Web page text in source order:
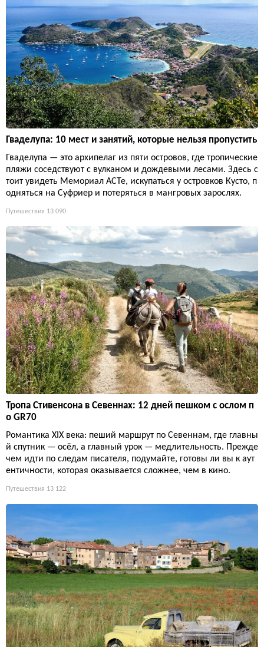
Гваделупа: 10 мест и занятий, которые нельзя пропустить
Гваделупа — это архипелаг из пяти островов, где тропические
пляжи соседствуют с вулканом и дождевыми лесами. Здесь с
тоит увидеть Мемориал ACTe, искупаться у островков Кусто, п
одняться на Суфриер и потеряться в мангровых зарослях.
Путешествия 13 090
Тропа Стивенсона в Севеннах: 12 дней пешком с ослом п
о GR70
Романтика XIX века: пеший маршрут по Севеннам, где главны
й спутник — осёл, а главный урок — медлительность. Прежде
чем идти по следам писателя, подумайте, готовы ли вы к аут
ентичности, которая оказывается сложнее, чем в кино.
Путешествия 13 122